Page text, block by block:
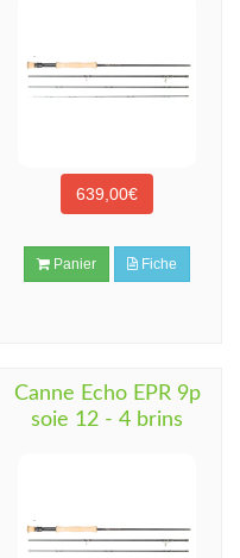
639,00€
Panier Fiche
Canne Echo EPR 9p
soie 12 - 4 brins